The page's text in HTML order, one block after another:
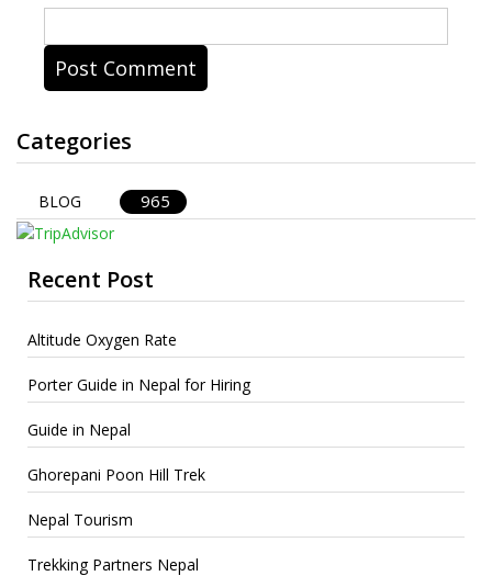
Categories
BLOG 965
Recent Post
Altitude Oxygen Rate
Porter Guide in Nepal for Hiring
Guide in Nepal
Ghorepani Poon Hill Trek
Nepal Tourism
Trekking Partners Nepal